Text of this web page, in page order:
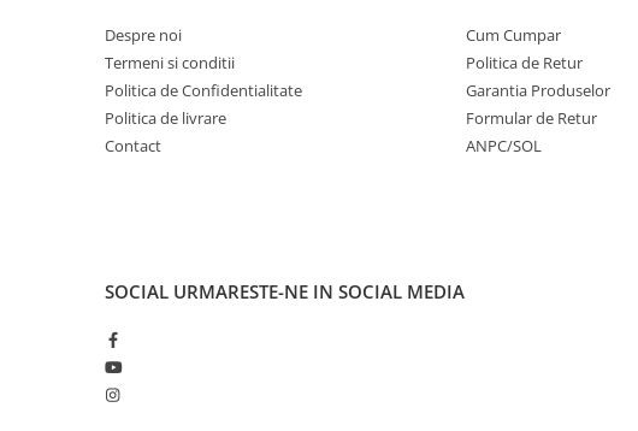
Despre noi
Termeni si conditii
Politica de Confidentialitate
Politica de livrare
Contact
Cum Cumpar
Politica de Retur
Garantia Produselor
Formular de Retur
ANPC/SOL
SOCIAL URMARESTE-NE IN SOCIAL MEDIA